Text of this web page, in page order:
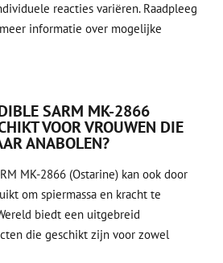
reacties variëren. Raadpleeg
informatie over mogelijke
SARM MK-2866
VOOR VROUWEN DIE
ANABOLEN?
MK-2866 (Ostarine) kan ook door
om spiermassa en kracht te
biedt een uitgebreid
die geschikt zijn voor zowel